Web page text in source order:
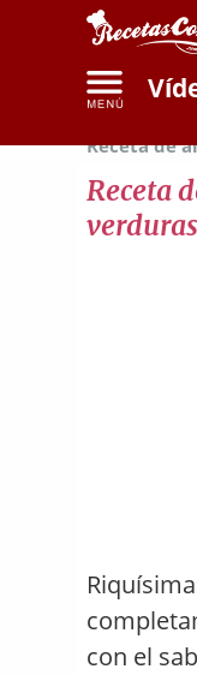
Receta de
Receta
verduras
con el